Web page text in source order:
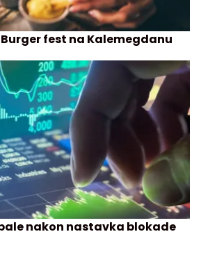
fest na Kalemegdanu
nakon nastavka blokade